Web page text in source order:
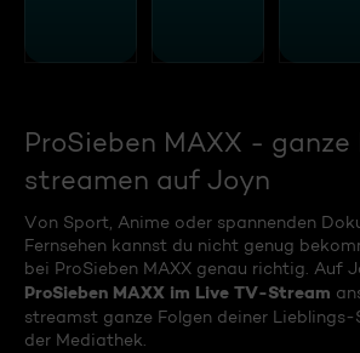
ProSieben MAXX - ganze
streamen auf Joyn
Von Sport, Anime oder spannenden
Fernsehen kannst du nicht genug
bei ProSieben MAXX genau richtig. Auf
ProSieben MAXX im Live TV-Stream
streamst ganze Folgen deiner Lieblings-
der Mediathek.